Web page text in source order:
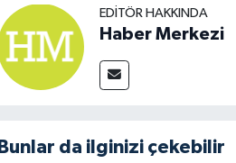
EDITÖR HAKKINDA
Haber Merkezi
Bunlar da ilginizi çekebilir